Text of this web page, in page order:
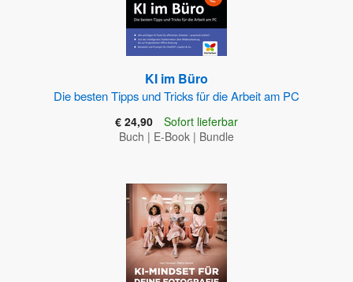
KI im Büro
Die besten Tipps und Tricks für die Arbeit am PC
€ 24,90
Sofort lieferbar
Buch | E-Book | Bundle